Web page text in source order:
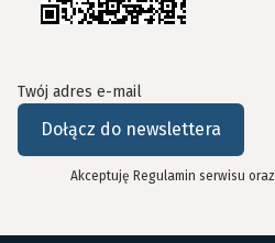
Twój adres e-mail
Dołącz do newslettera
Akceptuję Regulamin serwisu